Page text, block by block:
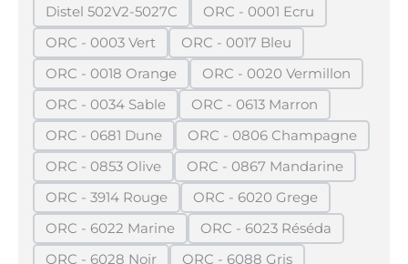
Distel 502V2-5027C
(Diese Option ist zurzeit nicht verfügbar.)
ORC - 0001 Ecru
(Diese Option ist zurzeit
ORC - 0003 Vert
(Diese Option ist zurzeit nicht verfügbar.)
ORC - 0017 Bleu
(Diese Option ist zurzeit
ORC - 0018 Orange
(Diese Option ist zurzeit nicht verfügbar.)
ORC - 0020 Vermillon
(Diese Option ist
ORC - 0034 Sable
(Diese Option ist zurzeit nicht verfügbar.)
ORC - 0613 Marron
(Diese Option ist zurzeit
ORC - 0681 Dune
(Diese Option ist zurzeit nicht verfügbar.)
ORC - 0806 Champagne
(Diese Option ist
ORC - 0853 Olive
(Diese Option ist zurzeit nicht verfügbar.)
ORC - 0867 Mandarine
(Diese Option ist
ORC - 3914 Rouge
(Diese Option ist zurzeit nicht verfügbar.)
ORC - 6020 Grege
(Diese Option ist zurzeit
ORC - 6022 Marine
(Diese Option ist zurzeit nicht verfügbar.)
ORC - 6023 Réséda
(Diese Option ist
ORC - 6028 Noir ORC - 6088 Gris